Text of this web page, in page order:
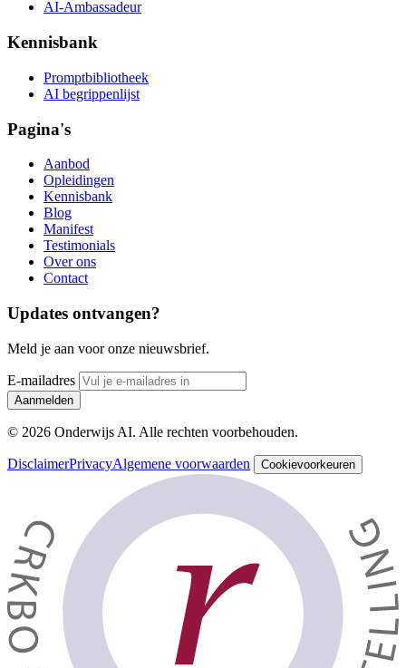
AI-Ambassadeur
Kennisbank
Promptbibliotheek
AI begrippenlijst
Pagina's
Aanbod
Opleidingen
Kennisbank
Blog
Manifest
Testimonials
Over ons
Contact
Updates ontvangen?
Meld je aan voor onze nieuwsbrief.
E-mailadres
Aanmelden
© 2026 Onderwijs AI. Alle rechten voorbehouden.
DisclaimerPrivacyAlgemene voorwaarden Cookievoorkeuren